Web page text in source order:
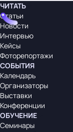
ЧИТАТЬ
Статьи
Новости
Интервью
Кейсы
Фоторепортажи
СОБЫТИЯ
Календарь
Организаторы
Выставки
Конференции
ОБУЧЕНИЕ
Семинары